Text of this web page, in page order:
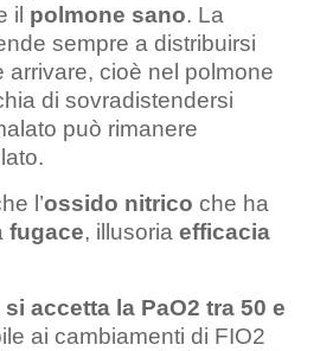
il polmone sano. La
sempre a distribuirsi
arrivare, cioè nel polmone
di sovradistendersi
può rimanere
l’ossido nitrico che ha
fugace, illusoria efficacia
si accetta la PaO2 tra 50 e
ai cambiamenti di FIO2